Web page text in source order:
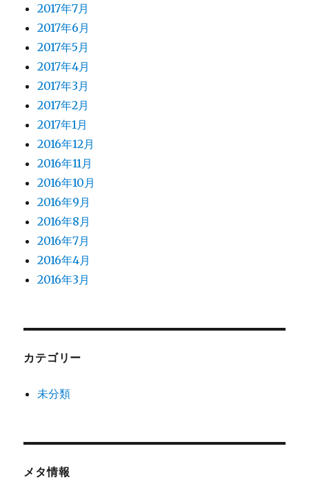
2017年7月
2017年6月
2017年5月
2017年4月
2017年3月
2017年2月
2017年1月
2016年12月
2016年11月
2016年10月
2016年9月
2016年8月
2016年7月
2016年4月
2016年3月
カテゴリー
未分類
メタ情報